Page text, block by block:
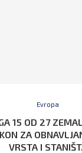
Evropa
15 OD 27
ZA
VRSTA I